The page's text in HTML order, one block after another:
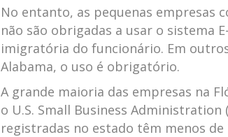
No entanto, as pequenas empresas
não são obrigadas a usar o sistema
imigratória do funcionário. Em
Alabama, o uso é obrigatório.
A grande maioria das empresas na
o U.S. Small Business Administration
registradas no estado têm menos